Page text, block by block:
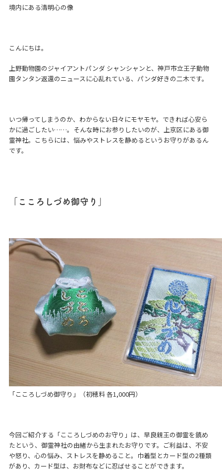
境内にある清明心の像
こんにちは。
上野動物園のジャイアントパンダ シャンシャンと、神戸市立王子動物
園タンタン返還のニュースに心乱れている、パンダ好きの二木です。
いつ帰ってしまうのか、わからない日々にモヤモヤ。できれば心安ら
かに過ごしたい……。そんな時にお参りしたいのが、上京区にある御
霊神社。こちらには、悩みやストレスを静めるというお守りがあるん
です。
「こころしづめ御守り」
「こころしづめ御守り」（初穂料 各1,000円）
今回ご紹介する「こころしづめのお守り」は、早良親王の御霊を鎮め
たという、御霊神社の由緒から生まれたお守りです。ご利益は、不安
や怒り、心の悩み、ストレスを静めること。巾着型とカード型の2種類
があり、カード型は、お財布などに忍ばせることができます。